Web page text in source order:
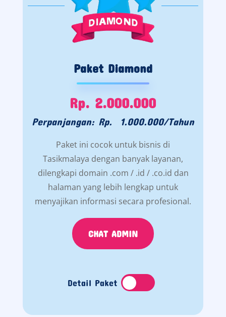
Paket Diamond
Rp. 2.000.000
Perpanjangan: Rp. 1.000.000/Tahun
Paket ini cocok untuk bisnis di
Tasikmalaya dengan banyak layanan,
dilengkapi domain .com / .id / .co.id dan
halaman yang lebih lengkap untuk
menyajikan informasi secara profesional.
CHAT ADMIN
Detail Paket